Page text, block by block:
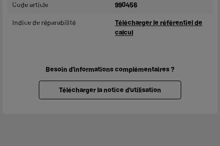
Code article 990456
Indice de réparabilité
Télécharger le référentiel de
calcul
Besoin d'informations complémentaires ?
Télécharger la notice d'utilisation